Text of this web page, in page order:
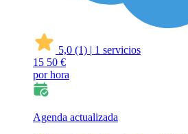
5,0 (1) | 1 servicios
15 50 €
por hora
Agenda actualizada